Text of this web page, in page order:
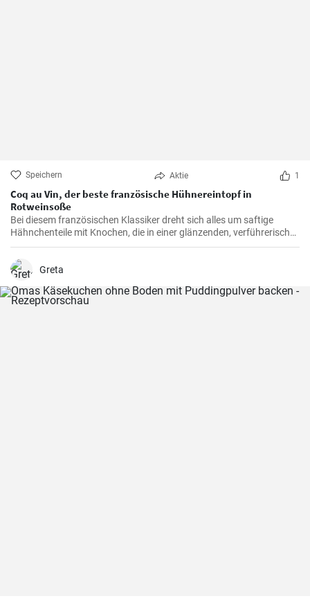
Speichern Aktie 1
Coq au Vin, der beste französische Hühnereintopf in
Rotweinsoße
Bei diesem französischen Klassiker dreht sich alles um saftige
Hähnchenteile mit Knochen, die in einer glänzenden, verführerisch
dunklen und reichhaltigen Rotweinsauce geschmort werden.
Greta